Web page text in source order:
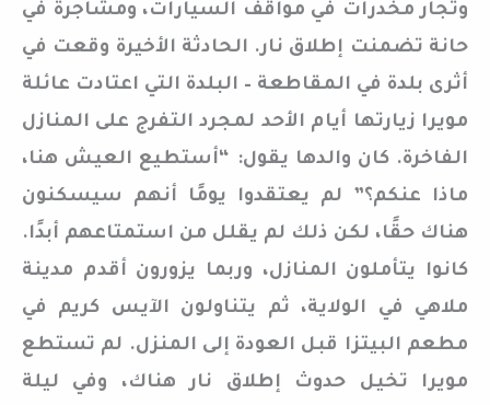
وتجار مخدرات في مواقف السيارات، ومشاجرة في
حانة تضمنت إطلاق نار. الحادثة الأخيرة وقعت في
أثرى بلدة في المقاطعة – البلدة التي اعتادت عائلة
مويرا زيارتها أيام الأحد لمجرد التفرج على المنازل
الفاخرة. كان والدها يقول: “أستطيع العيش هنا،
ماذا عنكم؟” لم يعتقدوا يومًا أنهم سيسكنون
هناك حقًا، لكن ذلك لم يقلل من استمتاعهم أبدًا.
كانوا يتأملون المنازل، وربما يزورون أقدم مدينة
ملاهي في الولاية، ثم يتناولون الآيس كريم في
مطعم البيتزا قبل العودة إلى المنزل. لم تستطع
مويرا تخيل حدوث إطلاق نار هناك، وفي ليلة